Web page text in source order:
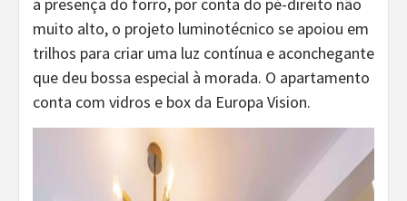
muito alto, o projeto luminotécnico se apoiou em
trilhos para criar uma luz contínua e aconchegante
que deu bossa especial à morada. O apartamento
conta com vidros e box da Europa Vision.